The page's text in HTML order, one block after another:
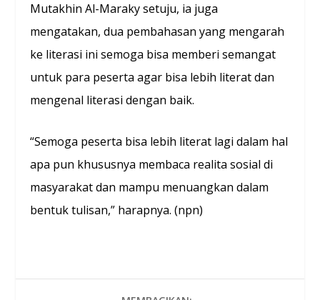
Mutakhin Al-Maraky setuju, ia juga
mengatakan, dua pembahasan yang mengarah
ke literasi ini semoga bisa memberi semangat
untuk para peserta agar bisa lebih literat dan
mengenal literasi dengan baik.
“Semoga peserta bisa lebih literat lagi dalam hal
apa pun khususnya membaca realita sosial di
masyarakat dan mampu menuangkan dalam
bentuk tulisan,” harapnya. (npn)